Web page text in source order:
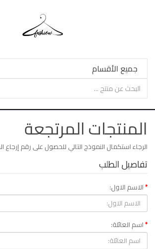
المنتجات المرتجعة
الرجاء استكمال النموذج التالي للحصول على رقم إرجاع
تفاصيل الطلب
الاسم الاول:
اسم العائلة: